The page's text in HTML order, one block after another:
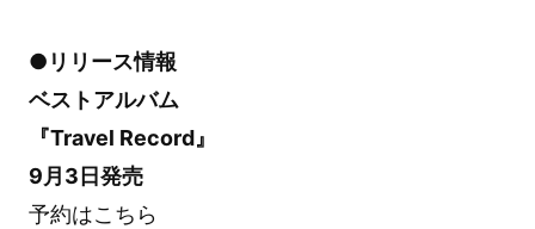
●リリース情報
ベストアルバム
『Travel Record』
9月3日発売
予約はこちら